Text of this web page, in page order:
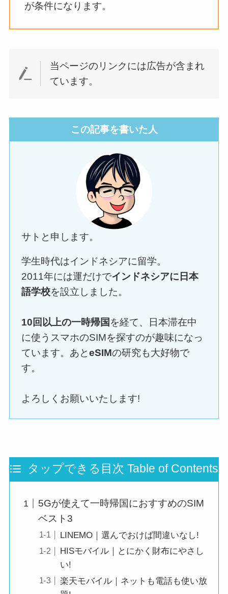
が条件になります。
当ページのリンクには広告が含まれ
ています。
この記事を書いた人
サトと申します。
学生時代はインドネシアに留学。
2011年には運だけでインドネシアに日本
語学校を設立しました。
10回以上の一時帰国 を経て、日本滞在中
に使うスマホのSIMを探すのが趣味になっ
ています。あとeSIMの研究も大好物で
す。
よろしくお願いいたします!
タップできる目次 Table of Contents
5Gが使えて一時帰国におすすめのSIM
ベスト3
LINEMO｜選んでおけば間違いなし!
HISモバイル｜とにかく財布にやさし
い!
楽天モバイル｜ネットも電話も使い放